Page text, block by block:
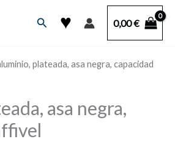
Buscar
♥ 0,00€
plateada, asa negra, capacidad
asa negra,